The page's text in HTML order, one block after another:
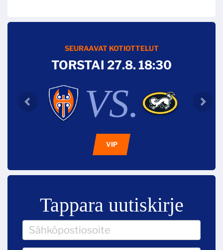
SEURAAVAT KOTIOTTELUT
TORSTAI 27.8. 18:30
VS.
VIP
Tappara uutiskirje